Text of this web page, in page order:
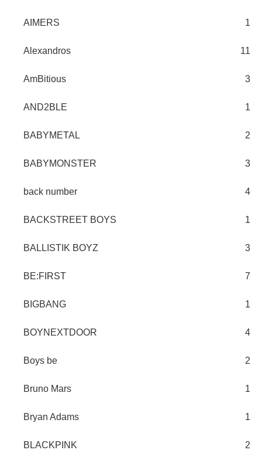
AIMERS 1
Alexandros 11
AmBitious 3
AND2BLE 1
BABYMETAL 2
BABYMONSTER 3
back number 4
BACKSTREET BOYS 1
BALLISTIK BOYZ 3
BE:FIRST 7
BIGBANG 1
BOYNEXTDOOR 4
Boys be 2
Bruno Mars 1
Bryan Adams 1
BLACKPINK 2